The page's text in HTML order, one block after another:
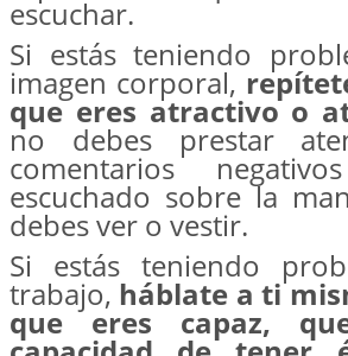
escuchar.
Si estás teniendo
imagen corporal,
que eres atractivo o
no debes prestar
comentarios
escuchado sobre la
debes ver o vestir.
Si estás teniendo
trabajo, háblate a ti
que eres capaz,